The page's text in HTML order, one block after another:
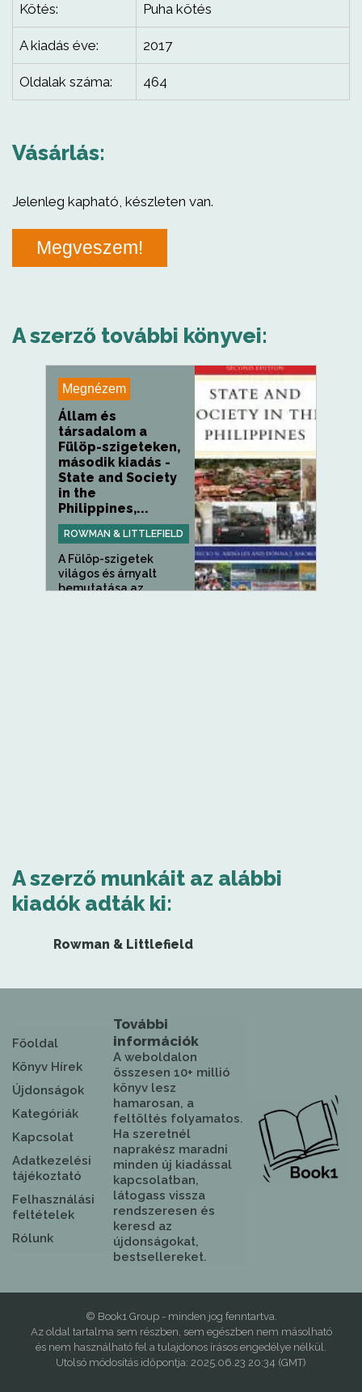
Kötés: Puha kötés
A kiadás éve: 2017
Oldalak száma: 464
Vásárlás:
Jelenleg kapható, készleten van.
Megveszem!
A szerző további könyvei:
Megnézem
Állam és
társadalom a
Fülöp-szigeteken,
második kiadás -
State and Society
in the
Philippines,...
ROWMAN & LITTLEFIELD
A Fülöp-szigetek
világos és árnyalt
bemutatása az...
A szerző munkáit az alábbi
kiadók adták ki:
Rowman & Littlefield
Főoldal
Könyv Hírek
Újdonságok
Kategóriák
Kapcsolat
Adatkezelési
tájékoztató
Felhasználási
feltételek
Rólunk
További
információk
A weboldalon
összesen 10+ millió
könyv lesz
hamarosan, a
feltöltés folyamatos.
Ha szeretnél
naprakész maradni
minden új kiadással
kapcsolatban,
látogass vissza
rendszeresen és
keresd az
újdonságokat,
bestsellereket.
© Book1 Group - minden jog fenntartva.
Az oldal tartalma sem részben, sem egészben nem másolható
és nem használható fel a tulajdonos írásos engedélye nélkül.
Utolsó módosítás időpontja: 2025.06.23 20:34 (GMT)